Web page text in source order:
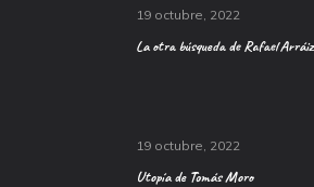
19 octubre, 2022
La otra búsqueda de Rafael Arráiz
19 octubre, 2022
Utopía de Tomás Moro